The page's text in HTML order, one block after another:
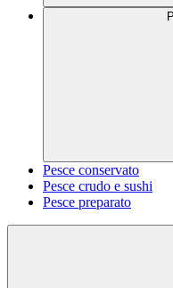
Pesce conservato
Pesce crudo e sushi
Pesce preparato